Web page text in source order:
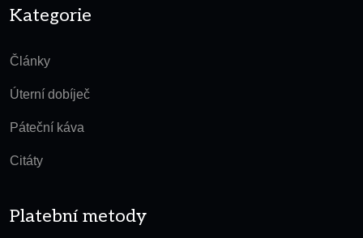
Kategorie
Články
Úterní dobíječ
Páteční káva
Citáty
Platební metody